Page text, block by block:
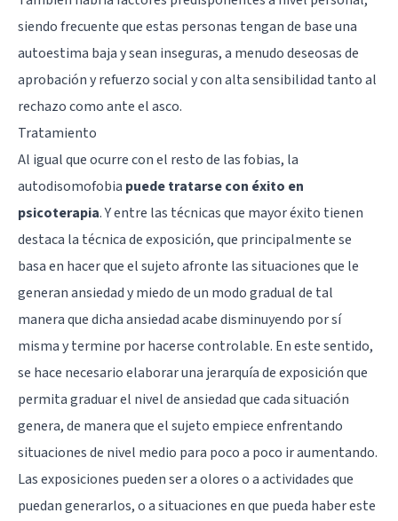
siendo frecuente que estas personas tengan de base una
autoestima baja y sean inseguras, a menudo deseosas de
aprobación y refuerzo social y con alta sensibilidad tanto al
rechazo como ante el asco.
Tratamiento
Al igual que ocurre con el resto de las fobias, la
autodisomofobia puede tratarse con éxito en
psicoterapia. Y entre las técnicas que mayor éxito tienen
destaca la técnica de exposición, que principalmente se
basa en hacer que el sujeto afronte las situaciones que le
generan ansiedad y miedo de un modo gradual de tal
manera que dicha ansiedad acabe disminuyendo por sí
misma y termine por hacerse controlable. En este sentido,
se hace necesario elaborar una jerarquía de exposición que
permita graduar el nivel de ansiedad que cada situación
genera, de manera que el sujeto empiece enfrentando
situaciones de nivel medio para poco a poco ir aumentando.
Las exposiciones pueden ser a olores o a actividades que
puedan generarlos, o a situaciones en que pueda haber este